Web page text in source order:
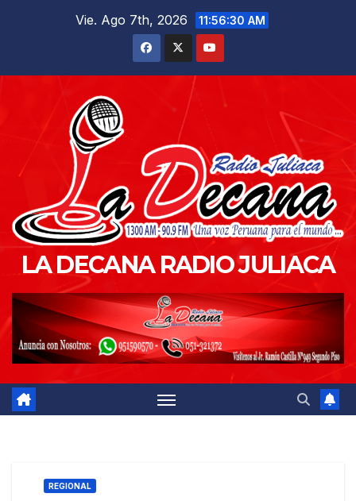
Vie. Ago 7th, 2026 11:56:31 AM
LA DECANA RADIO JULIACA
REGIONAL